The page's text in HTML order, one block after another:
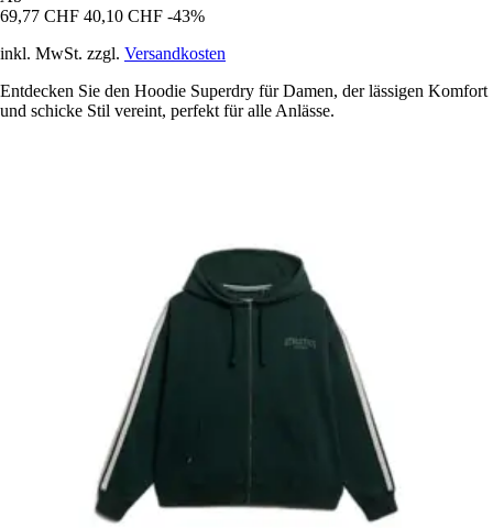
69,77 CHF 40,10 CHF -43%
inkl. MwSt. zzgl. Versandkosten
Entdecken Sie den Hoodie Superdry für Damen, der lässigen Komfort
und schicke Stil vereint, perfekt für alle Anlässe.